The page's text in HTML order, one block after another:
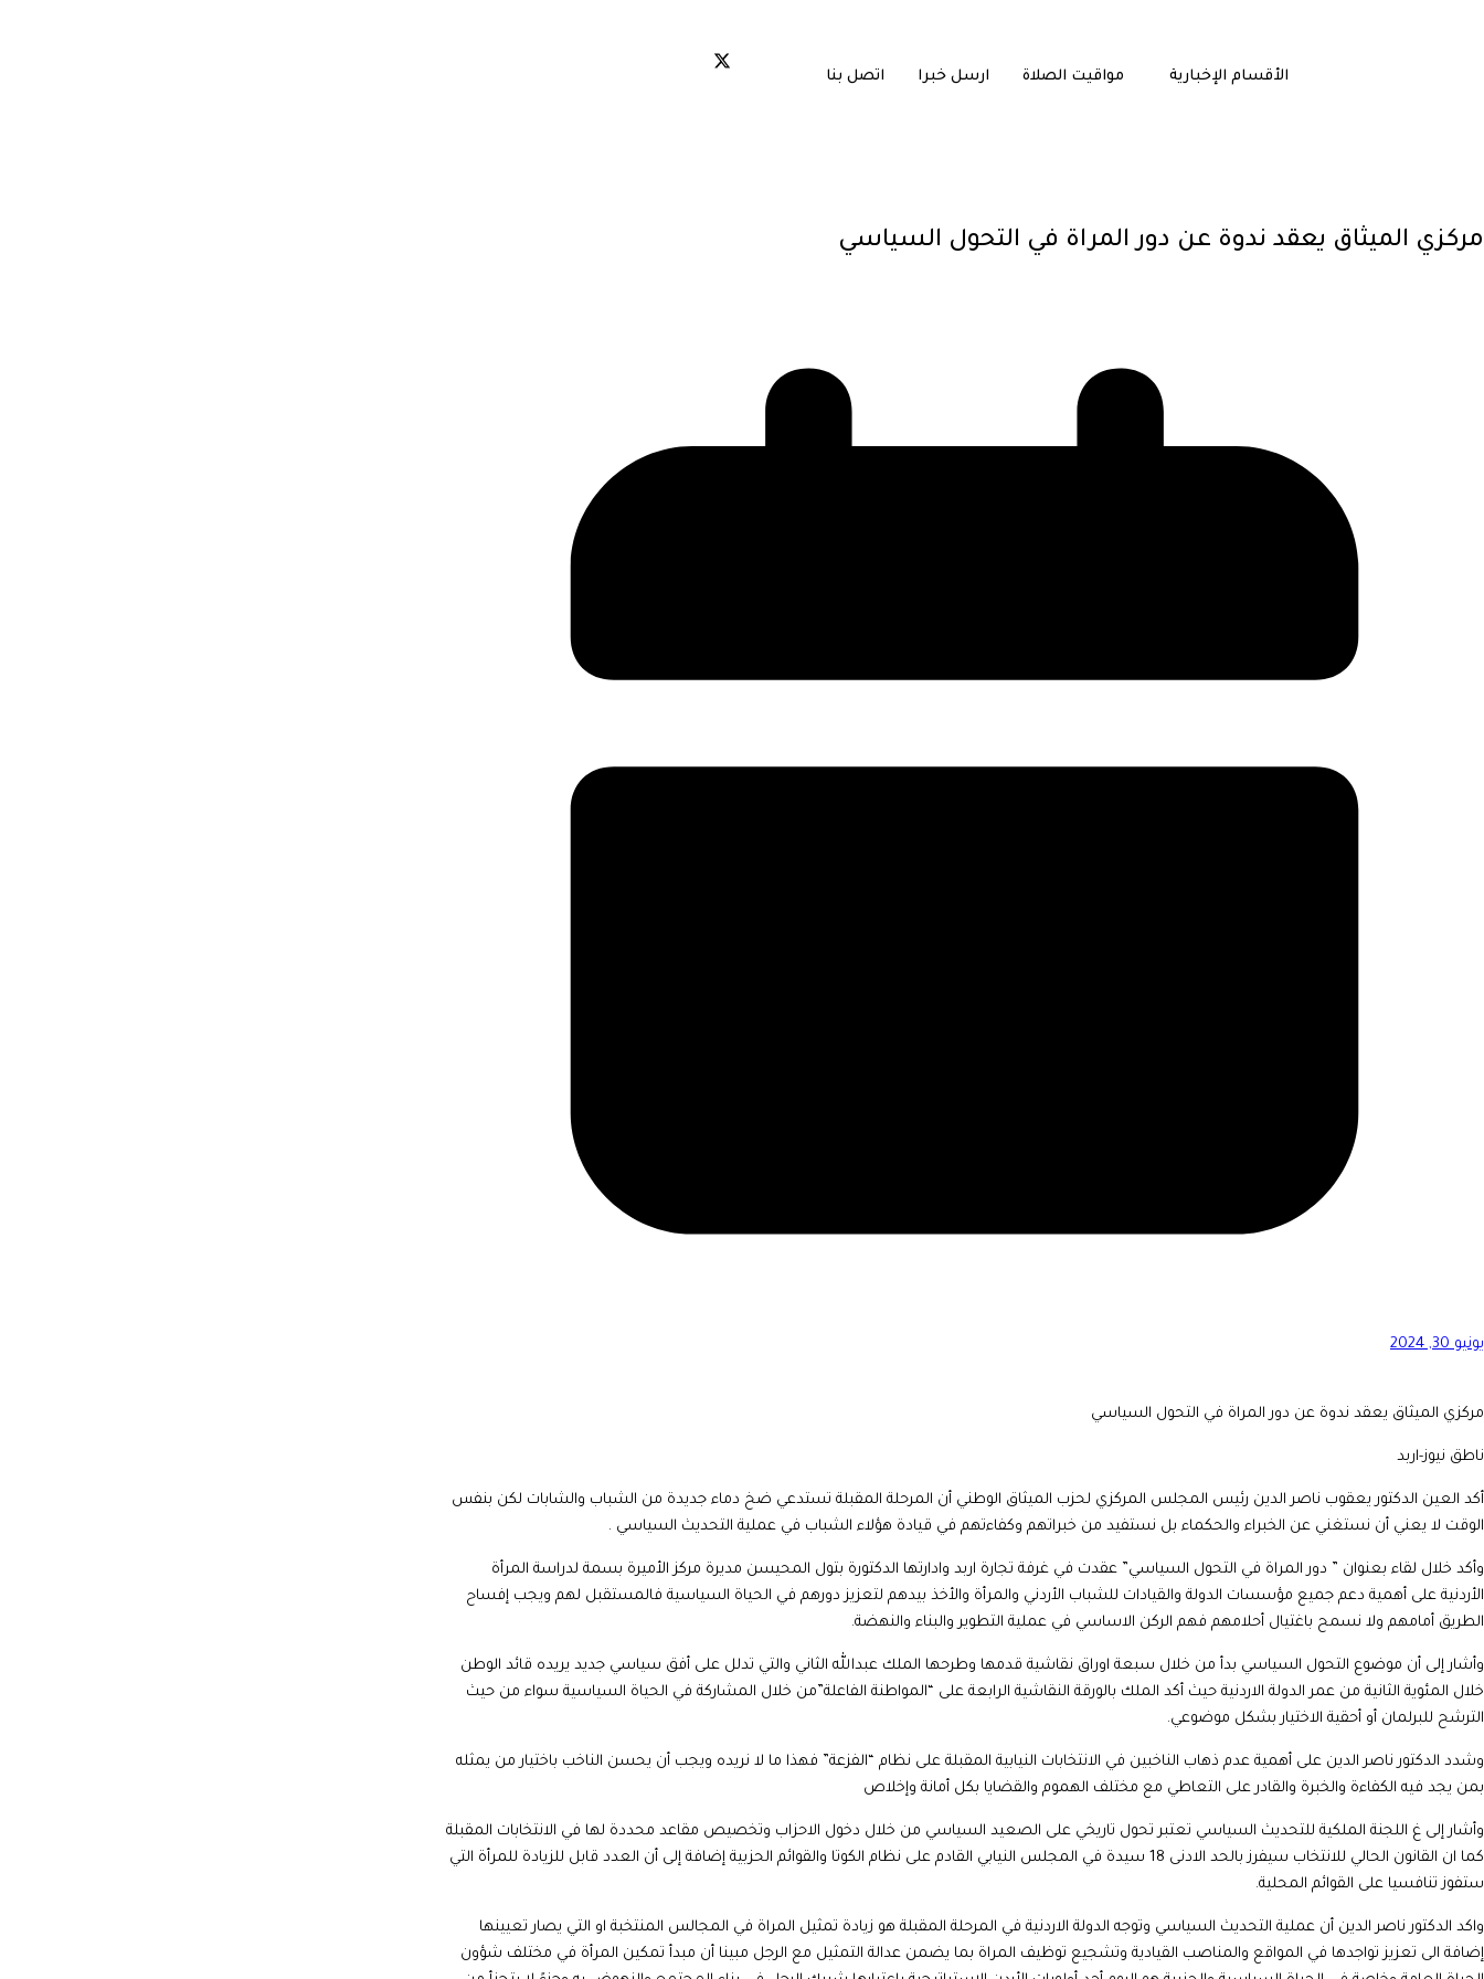
الأقسام الإخبارية مواقيت الصلاة ارسل خبرا اتصل بنا
مركزي الميثاق يعقد ندوة عن دور المراة في التحول السياسي
يونيو 30, 2024
مركزي الميثاق يعقد ندوة عن دور المراة في التحول السياسي
ناطق نيوز-اربد
أكد العين الدكتور يعقوب ناصر الدين رئيس المجلس المركزي لحزب الميثاق الوطني أن المرحلة المقبلة تستدعي ضخ دماء جديدة من الشباب والشابات لكن بنفس
الوقت لا يعني أن نستغني عن الخبراء والحكماء بل نستفيد من خبراتهم وكفاءتهم في قيادة هؤلاء الشباب في عملية التحديث السياسي .
وأكد خلال لقاء بعنوان ” دور المراة في التحول السياسي” عقدت في غرفة تجارة اربد وادارتها الدكتورة بتول المحيسن مديرة مركز الأميرة بسمة لدراسة المرأة
الأردنية على أهمية دعم جميع مؤسسات الدولة والقيادات للشباب الأردني والمرأة والأخذ بيدهم لتعزيز دورهم في الحياة السياسية فالمستقبل لهم ويجب إفساح
الطريق أمامهم ولا نسمح باغتيال أحلامهم فهم الركن الاساسي في عملية التطوير والبناء والنهضة.
وأشار إلى أن موضوع التحول السياسي بدأ من خلال سبعة اوراق نقاشية قدمها وطرحها الملك عبدالله الثاني والتي تدلل على أفق سياسي جديد يريده قائد الوطن
خلال المئوية الثانية من عمر الدولة الاردنية حيث أكد الملك بالورقة النقاشية الرابعة على “المواطنة الفاعلة”من خلال المشاركة في الحياة السياسية سواء من حيث
الترشح للبرلمان أو أحقية الاختيار بشكل موضوعي.
وشدد الدكتور ناصر الدين على أهمية عدم ذهاب الناخبين في الانتخابات النيابية المقبلة على نظام “الفزعة” فهذا ما لا نريده ويجب أن يحسن الناخب باختيار من يمثله
بمن يجد فيه الكفاءة والخبرة والقادر على التعاطي مع مختلف الهموم والقضايا بكل أمانة وإخلاص
وأشار إلى غ اللجنة الملكية للتحديث السياسي تعتبر تحول تاريخي على الصعيد السياسي من خلال دخول الاحزاب وتخصيص مقاعد محددة لها في الانتخابات المقبلة
كما ان القانون الحالي للانتخاب سيفرز بالحد الادنى 18 سيدة في المجلس النيابي القادم على نظام الكوتا والقوائم الحزبية إضافة إلى أن العدد قابل للزيادة للمرأة التي
ستفوز تنافسيا على القوائم المحلية.
واكد الدكتور ناصر الدين أن عملية التحديث السياسي وتوجه الدولة الاردنية في المرحلة المقبلة هو زيادة تمثيل المراة في المجالس المنتخبة او التي يصار تعيينها
إضافة الى تعزيز تواجدها في المواقع والمناصب القيادية وتشجيع توظيف المراة بما يضمن عدالة التمثيل مع الرجل مبينا أن مبدأ تمكين المرأة في مختلف شؤون